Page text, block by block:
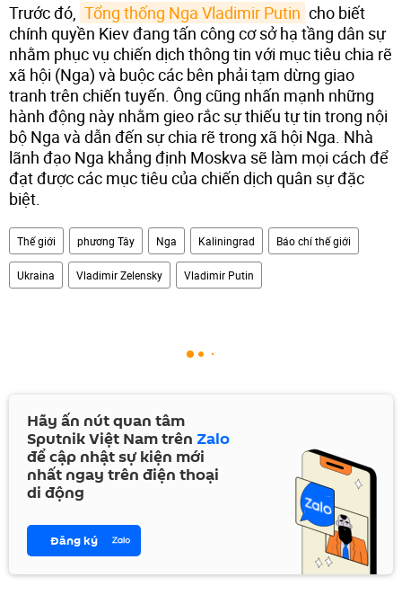
Trước đó, Tổng thống Nga Vladimir Putin cho biết
chính quyền Kiev đang tấn công cơ sở hạ tầng dân sự
nhằm phục vụ chiến dịch thông tin với mục tiêu chia rẽ
xã hội (Nga) và buộc các bên phải tạm dừng giao
tranh trên chiến tuyến. Ông cũng nhấn mạnh những
hành động này nhằm gieo rắc sự thiếu tự tin trong nội
bộ Nga và dẫn đến sự chia rẽ trong xã hội Nga. Nhà
lãnh đạo Nga khẳng định Moskva sẽ làm mọi cách để
đạt được các mục tiêu của chiến dịch quân sự đặc
biệt.
Thế giới phương Tây Nga Kaliningrad Báo chí thế giới
Ukraina Vladimir Zelensky Vladimir Putin
Hãy ấn nút quan tâm
Sputnik Việt Nam trên Zalo
để cập nhật sự kiện mới
nhất ngay trên điện thoại
di động
Đăng ký